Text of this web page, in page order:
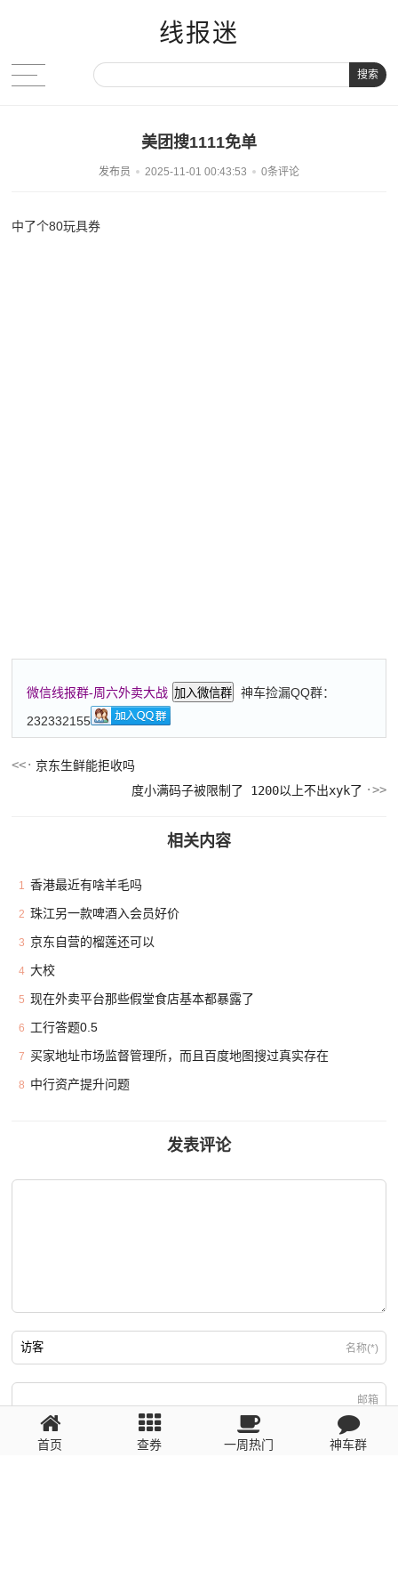
线报迷
搜索
美团搜1111免单
发布员 2025-11-01 00:43:53 0条评论
中了个80玩具券
微信线报群-周六外卖大战 加入微信群
神车捡漏QQ群：
232332155
京东生鲜能拒收吗
度小满码子被限制了 1200以上不出xyk了
相关内容
1 香港最近有啥羊毛吗
2 珠江另一款啤酒入会员好价
3 京东自营的榴莲还可以
4 大校
5 现在外卖平台那些假堂食店基本都暴露了
6 工行答题0.5
7 买家地址市场监督管理所，而且百度地图搜过真实存在
8 中行资产提升问题
发表评论
名称(*)
邮箱
回复需填写必要信息
首页 查券 一周热门 神车群